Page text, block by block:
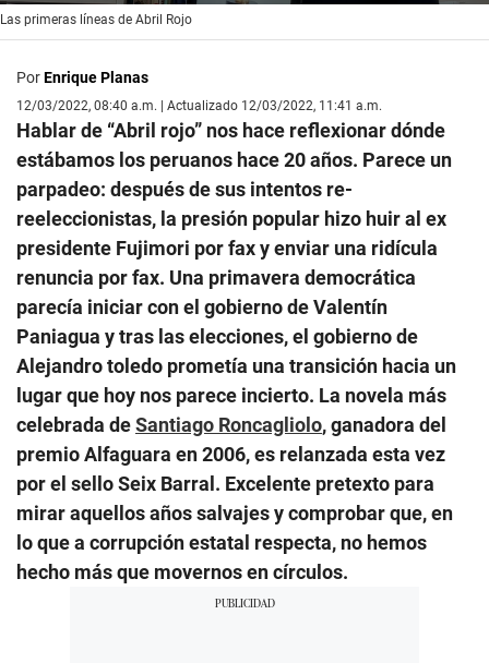
0
seconds
of
minute,
27
seconds
Las primeras líneas de Abril Rojo
PorEnrique Planas
12/03/2022, 08:40 a.m. | Actualizado 12/03/2022, 11:41 a.m.
Hablar de “Abril rojo” nos hace reflexionar dónde
estábamos los peruanos hace 20 años. Parece un
parpadeo: después de sus intentos re-
reeleccionistas, la presión popular hizo huir al ex
presidente Fujimori por fax y enviar una ridícula
renuncia por fax. Una primavera democrática
parecía iniciar con el gobierno de Valentín
Paniagua y tras las elecciones, el gobierno de
Alejandro toledo prometía una transición hacia un
lugar que hoy nos parece incierto. La novela más
celebrada deSantiago Roncagliolo, ganadora del
premio Alfaguara en 2006, es relanzada esta vez
por el sello Seix Barral. Excelente pretexto para
mirar aquellos años salvajes y comprobar que, en
lo que a corrupción estatal respecta, no hemos
hecho más que movernos en círculos.